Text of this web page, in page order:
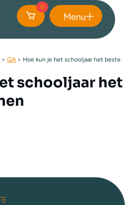
0
Menu
> QA > Hoe kun je het schooljaar het beste
schooljaar het